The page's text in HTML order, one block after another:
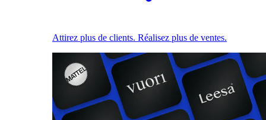
Attirez plus de clients. Réalisez plus de ventes.